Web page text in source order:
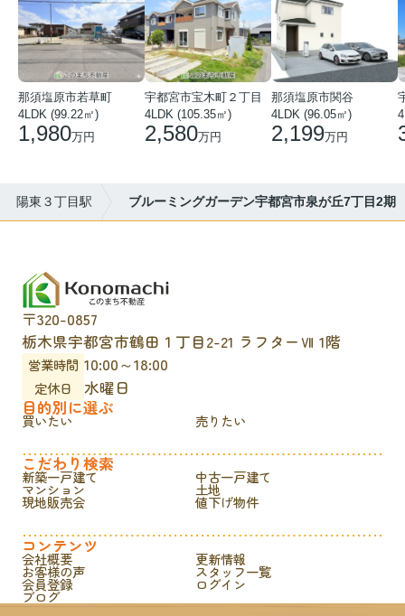
那須塩原市若草町
4LDK (99.22㎡)
1,980万円
宇都宮市宝木町２丁目
4LDK (105.35㎡)
2,580万円
那須塩原市関谷
4LDK (96.05㎡)
2,199万円
陽東３丁目駅 ブルーミングガーデン宇都宮市泉が丘7丁目2期
〒320-0857
栃木県宇都宮市鶴田１丁目2-21 ラフターⅦ 1階
営業時間 10:00～18:00
定休日
水曜日
目的別に選ぶ
買いたい 売りたい
こだわり検索
新築一戸建て 中古一戸建て
マンション 土地
現地販売会 値下げ物件
コンテンツ
会社概要 更新情報
お客様の声 スタッフ一覧
会員登録 ログイン
ブログ